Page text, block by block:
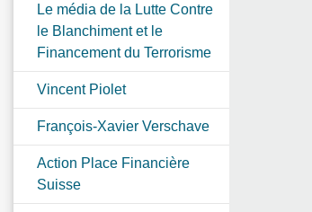
Le média de la Lutte Contre
le Blanchiment et le
Financement du Terrorisme
Vincent Piolet
François-Xavier Verschave
Action Place Financière
Suisse